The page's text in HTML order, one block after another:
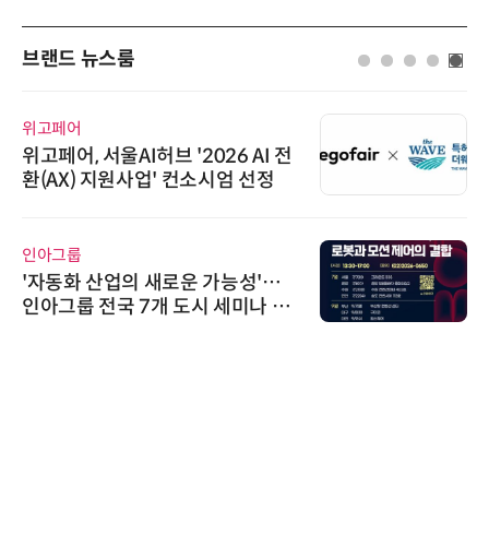
브랜드 뉴스룸
위고페어
위고페어, 서울AI허브 '2026 AI 전
환(AX) 지원사업' 컨소시엄 선정
인아그룹
'자동화 산업의 새로운 가능성'…
인아그룹 전국 7개 도시 세미나 페